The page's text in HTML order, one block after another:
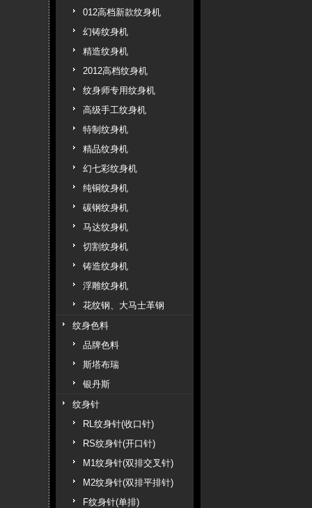
012高档新款纹身机
幻铸纹身机
精造纹身机
2012高档纹身机
纹身师专用纹身机
高级手工纹身机
特制纹身机
精品纹身机
幻七彩纹身机
纯铜纹身机
碳钢纹身机
马达纹身机
切割纹身机
铸造纹身机
浮雕纹身机
花纹钢、大马士革钢
纹身色料
品牌色料
斯塔布瑞
银丹斯
纹身针
RL纹身针(收口针)
RS纹身针(开口针)
M1纹身针(双排交叉针)
M2纹身针(双排平排针)
F纹身针(单排)